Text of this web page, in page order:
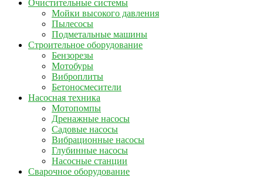
Очистительные системы
Мойки высокого давления
Пылесосы
Подметальные машины
Строительное оборудование
Бензорезы
Мотобуры
Виброплиты
Бетоносмесители
Насосная техника
Мотопомпы
Дренажные насосы
Садовые насосы
Вибрационные насосы
Глубинные насосы
Насосные станции
Сварочное оборудование